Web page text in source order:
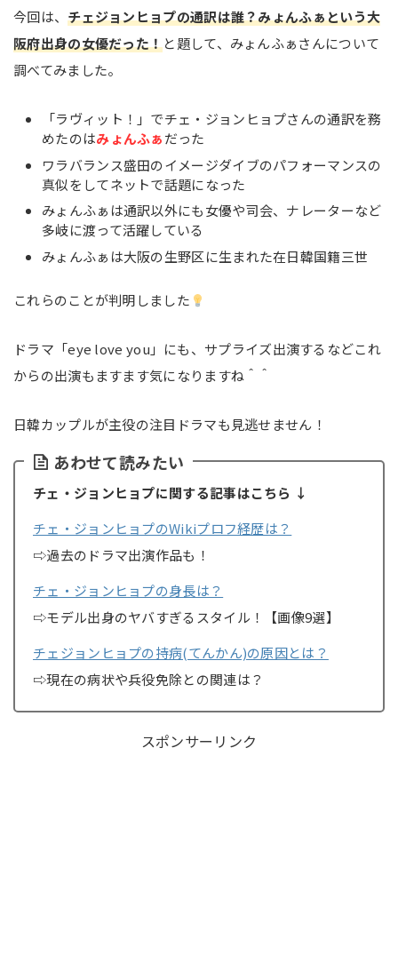
今回は、チェジョンヒョプの通訳は誰？みょんふぁという大
阪府出身の女優だった！と題して、みょんふぁさんについて
調べてみました。
「ラヴィット！」でチェ・ジョンヒョプさんの通訳を務
めたのはみょんふぁだった
ワラバランス盛田のイメージダイブのパフォーマンスの
真似をしてネットで話題になった
みょんふぁは通訳以外にも女優や司会、ナレーターなど
多岐に渡って活躍している
みょんふぁは大阪の生野区に生まれた在日韓国籍三世
これらのことが判明しました
ドラマ「eye love you」にも、サプライズ出演するなどこれ
からの出演もますます気になりますね＾＾
日韓カップルが主役の注目ドラマも見逃せません！
あわせて読みたい
チェ・ジョンヒョプに関する記事はこちら ↓
チェ・ジョンヒョプのWikiプロフ経歴は？
⇨過去のドラマ出演作品も！
チェ・ジョンヒョプの身長は？
⇨モデル出身のヤバすぎるスタイル！【画像9選】
チェジョンヒョプの持病(てんかん)の原因とは？
⇨現在の病状や兵役免除との関連は？
スポンサーリンク